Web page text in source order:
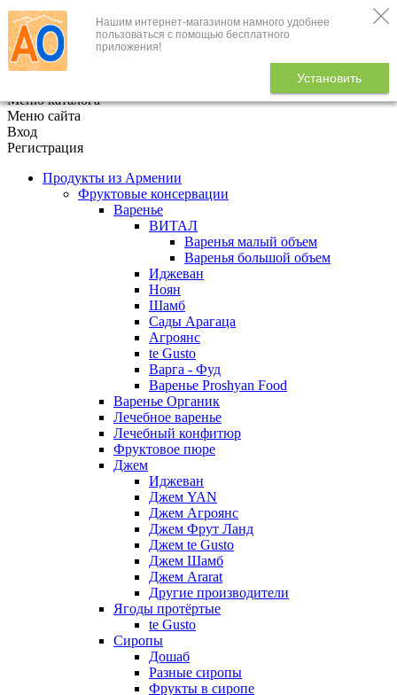
Нашим интернет-магазином намного удобнее
пользоваться с помощью бесплатного
приложения!
Установить
+7 (495) 646-888-1
В корзине
Меню каталога
Меню сайта
Вход
Регистрация
Продукты из Армении
Фруктовые консервации
Варенье
ВИТАЛ
Варенья малый объем
Варенья большой объем
Иджеван
Ноян
Шамб
Сады Арагаца
Агроянс
te Gusto
Варга - Фуд
Варенье Proshyan Food
Варенье Органик
Лечебное варенье
Лечебный конфитюр
Фруктовое пюре
Джем
Иджеван
Джем YAN
Джем Агроянс
Джем Фрут Ланд
Джем te Gusto
Джем Шамб
Джем Ararat
Другие производители
Ягоды протёртые
te Gusto
Сиропы
Дошаб
Разные сиропы
Фрукты в сиропе